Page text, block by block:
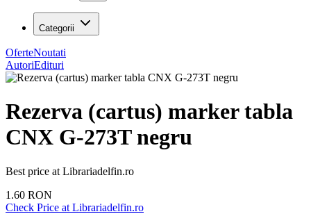
Categorii
OferteNoutati
AutoriEdituri
Rezerva (cartus) marker tabla
CNX G-273T negru
Best price at Librariadelfin.ro
1.60 RON
Check Price at Librariadelfin.ro